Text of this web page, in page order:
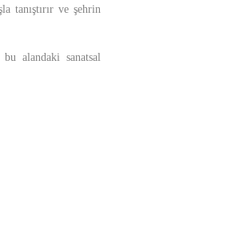
tanıştırır ve şehrin
alandaki sanatsal